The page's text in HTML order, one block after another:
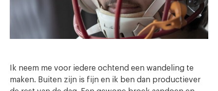
Ik neem me voor iedere ochtend een wandeling te
maken. Buiten zijn is fijn en ik ben dan productiever